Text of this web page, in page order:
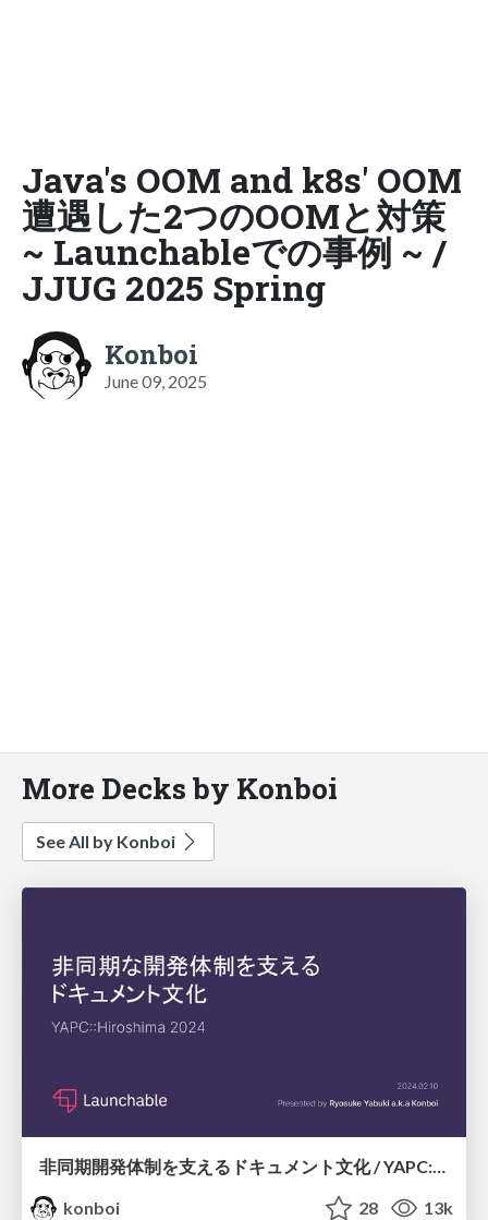
Java's OOM and k8s' OOM
遭遇した2つのOOMと対策
~ Launchableでの事例 ~ /
JJUG 2025 Spring
Konboi
June 09, 2025
More Decks by Konboi
See All by Konboi
非同期開発体制を支えるドキュメント文化 / YAPC::Hiroshima 2024
konboi
28 13k